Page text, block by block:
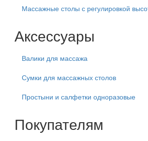
Массажные столы с регулировкой
Аксессуары
Валики для массажа
Сумки для массажных столов
Простыни и салфетки одноразовые
Покупателям